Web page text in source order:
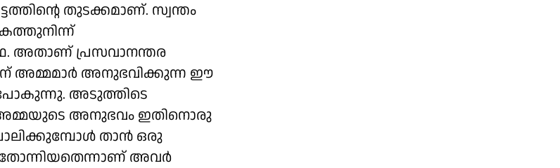
തുടക്കമാണ്. സ്വന്തം
അതാണ് പ്രസവാനന്തര
അമ്മമാര്‍ അനുഭവിക്കുന്ന ഈ
പോകുന്നു. അടുത്തിടെ
അമ്മയുടെ അനുഭവം ഇതിനൊരു
താന്‍ ഒരു
അവര്‍